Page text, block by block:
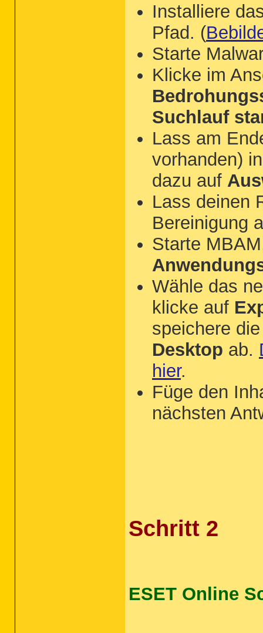
Installiere
Pfad. (
Starte
Klicke im
Suchlauf
Lass am
vorhanden)
dazu auf
Lass deinen
Bereinigung
Starte
Wähle das
klicke auf
speichere
Desktop ab.
hier.
Füge den
nächsten
Schritt 2
ESET Online